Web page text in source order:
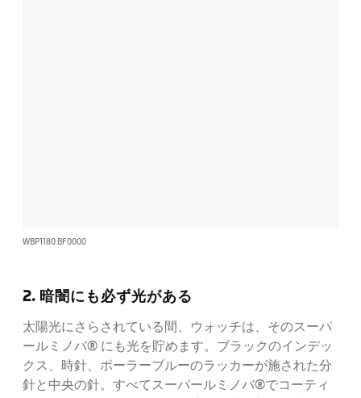
WBP1180.BF0000
2. 暗闇にも必ず光がある
太陽光にさらされている間、ウォッチは、そのスーパ
ールミノバ® にも光を貯めます。ブラックのインデッ
クス、時針、ポーラーブルーのラッカーが施された分
針と中央の針。すべてスーパールミノバ®でコーティ